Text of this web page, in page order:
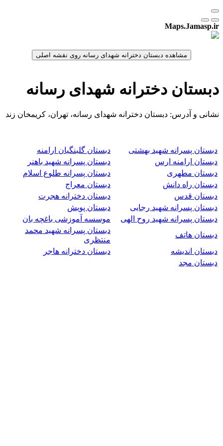
Maps.Jamasp.ir
دبستان دخترانه شهدای رسانه
نشانی و آدرس: دبستان دخترانه شهدای رسانه، تهران، کریمخان زند
دبستان پسرانه شهید بهشتی
دبستان گلبنگیان ارامنه
دبستان ارامنه ارس
دبستان پسرانه شهید باهنر
دبستان مطهری
دبستان پسرانه طلوع اسلام
دبستان راه دانش
دبستان معراج
دبستان قدس
دبستان دخترانه هجرت
دبستان پسرانه شهید رجایی
دبستان پویش
دبستان پسرانه شهید روح الهی
موسسه آموزشی باغچه بان
دبستان هاتف
دبستان پسرانه شهید محمد
منتظری
دبستان اندیشه
دبستان دخترانه هاجر
دبستان مجد